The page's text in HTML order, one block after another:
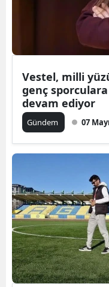
Vestel, milli
genç
devam ediyor
Gündem 07